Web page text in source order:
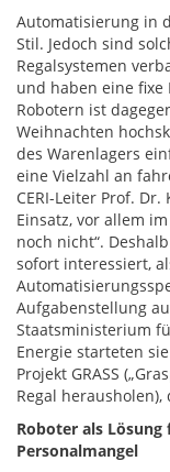
Automatisierung in
Stil. Jedoch sind
Regalsystemen
und haben eine fixe
Robotern ist
Weihnachten
des Warenlagers
eine Vielzahl an
CERI-Leiter Prof.
Einsatz, vor allem
noch nicht“.
sofort interessiert,
Aufgabenstellung
Staatsministerium
Energie starteten
Projekt GRASS
Regal
Roboter als
Personalmangel